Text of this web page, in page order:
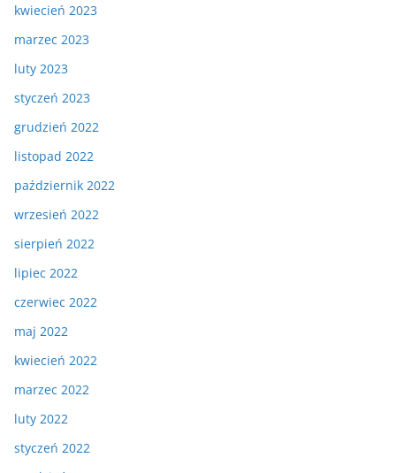
kwiecień 2023
marzec 2023
luty 2023
styczeń 2023
grudzień 2022
listopad 2022
październik 2022
wrzesień 2022
sierpień 2022
lipiec 2022
czerwiec 2022
maj 2022
kwiecień 2022
marzec 2022
luty 2022
styczeń 2022